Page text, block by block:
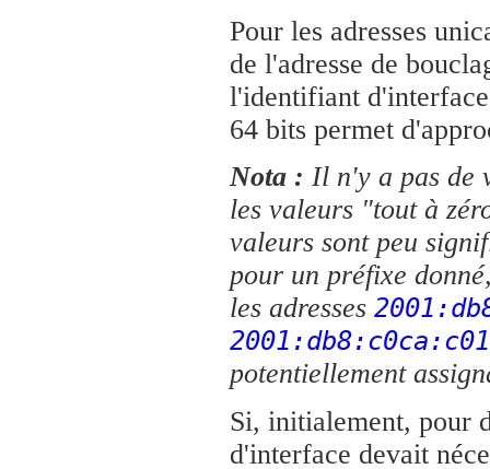
Pour les adresses
de l'adresse de
l'identifiant
64 bits permet
Nota : Il n'y a pas de
les valeurs "tout à
valeurs sont peu
pour un préfixe
les adresses
potentiellement
Si, initialement, pour
d'interface devait